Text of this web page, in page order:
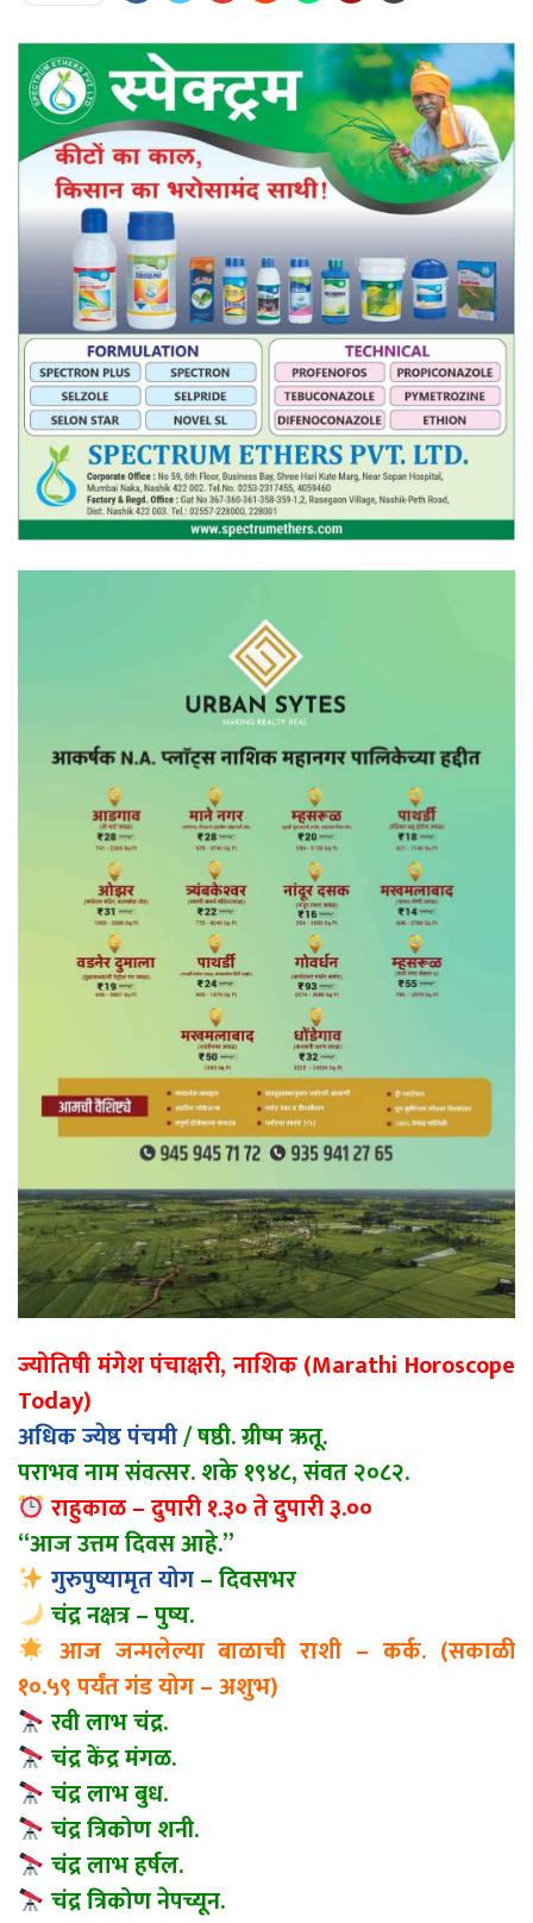
ज्योतिषी मंगेश पंचाक्षरी, नाशिक (Marathi Horoscope
Today)
अधिक ज्येष्ठ पंचमी/ षष्ठी. ग्रीष्म ऋतू.
पराभव नाम संवत्सर. शके १९४८, संवत २०८२.
राहुकाळ – दुपारी १.३० ते दुपारी ३.००
“आज उत्तम दिवस आहे.”
गुरुपुष्यामृत योग– दिवसभर
चंद्र नक्षत्र – पुष्य.
आज जन्मलेल्या बाळाची राशी – कर्क. (सकाळी
१०.५९ पर्यंत गंड योग – अशुभ)
रवी लाभ चंद्र.
चंद्र केंद्र मंगळ.
चंद्र लाभ बुध.
चंद्र त्रिकोण शनी.
चंद्र लाभ हर्षल.
चंद्र त्रिकोण नेपच्यून.